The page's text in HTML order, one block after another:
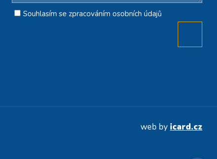
Souhlasím se zpracováním osobních údajů
web by icard.cz